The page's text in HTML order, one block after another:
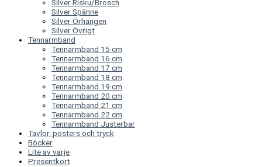
Silver Risku/Brosch
Silver Spänne
Silver Örhängen
Silver Övrigt
Tennarmband
Tennarmband 15 cm
Tennarmband 16 cm
Tennarmband 17 cm
Tennarmband 18 cm
Tennarmband 19 cm
Tennarmband 20 cm
Tennarmband 21 cm
Tennarmband 22 cm
Tennarmband Justerbar
Tavlor, posters och tryck
Böcker
Lite av varje
Presentkort